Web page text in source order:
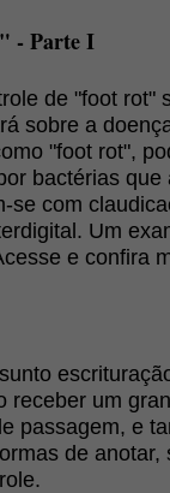
- Parte I
de "foot rot"
sobre a
"foot rot",
bactérias
se com
Um
e confira
receber um
passagem, e
de anotar,